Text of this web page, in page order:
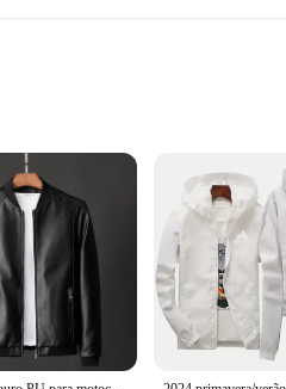
comfort during extended play, while the
both casual and competitive gamers.
moments, while the overall clarity
an audio experience that